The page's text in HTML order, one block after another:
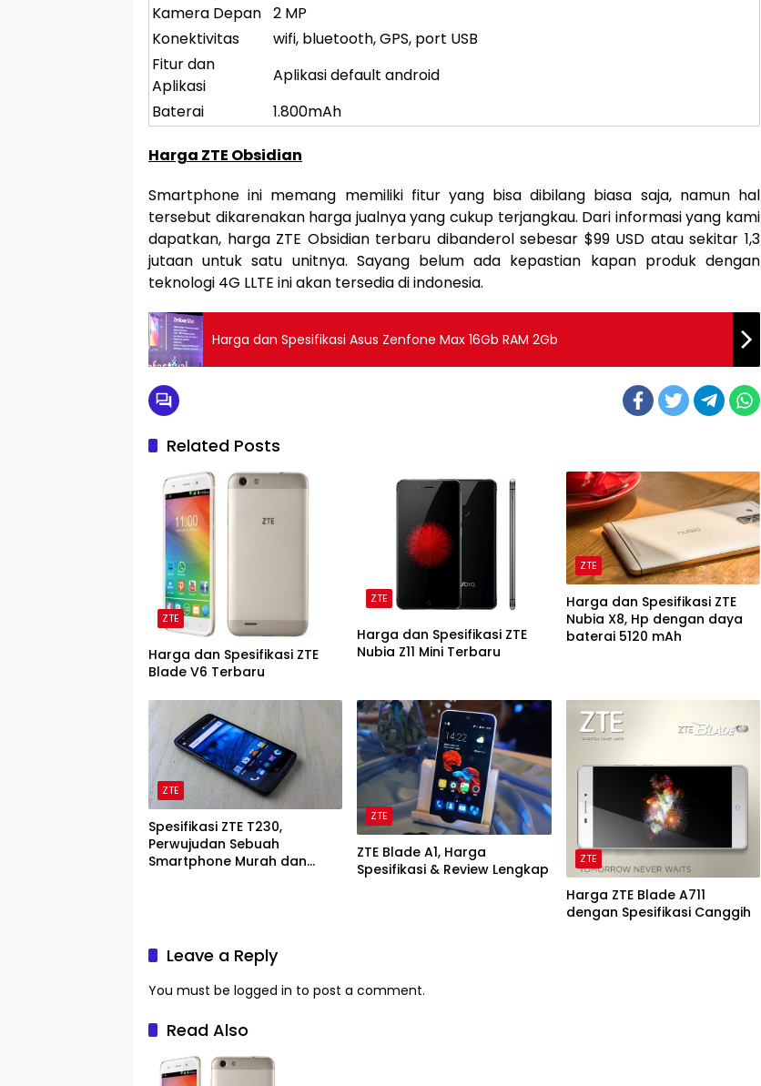
Kamera Depan 2 MP
Konektivitas
wifi, bluetooth, GPS, port USB
Fitur dan
Aplikasi
Aplikasi default android
Baterai
1.800mAh
Harga ZTE Obsidian
Smartphone ini memang memiliki fitur yang bisa dibilang biasa saja, namun hal
tersebut dikarenakan harga jualnya yang cukup terjangkau. Dari informasi yang kami
dapatkan, harga ZTE Obsidian terbaru dibanderol sebesar $99 USD atau sekitar 1,3
jutaan untuk satu unitnya. Sayang belum ada kepastian kapan produk dengan
teknologi 4G LLTE ini akan tersedia di indonesia.
Harga dan Spesifikasi Asus Zenfone Max 16Gb RAM 2Gb
Related Posts
ZTE
Harga dan Spesifikasi ZTE
Blade V6 Terbaru
ZTE
Harga dan Spesifikasi ZTE
Nubia Z11 Mini Terbaru
ZTE
Harga dan Spesifikasi ZTE
Nubia X8, Hp dengan daya
baterai 5120 mAh
ZTE
Spesifikasi ZTE T230,
Perwujudan Sebuah
Smartphone Murah dan
ZTE
ZTE Blade A1, Harga
Spesifikasi & Review Lengkap
ZTE
Harga ZTE Blade A711
dengan Spesifikasi Canggih
Leave a Reply
You must be logged in to post a comment.
Read Also